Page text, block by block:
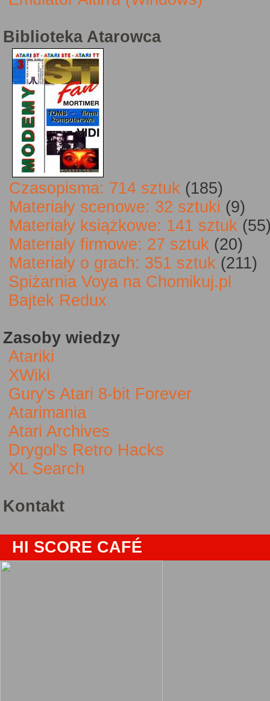
Biblioteka Atarowca
Czasopisma: 714 sztuk (185)
Materiały scenowe: 32 sztuki (9)
Materiały książkowe: 141 sztuk
Materiały firmowe: 27 sztuk (20)
Materiały o grach: 351 sztuk (211)
Spiżarnia Voya na Chomikuj.pl
Bajtek Redux
Zasoby wiedzy
Atariki
XWiki
Gury's Atari 8-bit Forever
Atarimania
Atari Archives
Drygol's Retro Hacks
XL Search
Kontakt
HI SCORE CAFÉ